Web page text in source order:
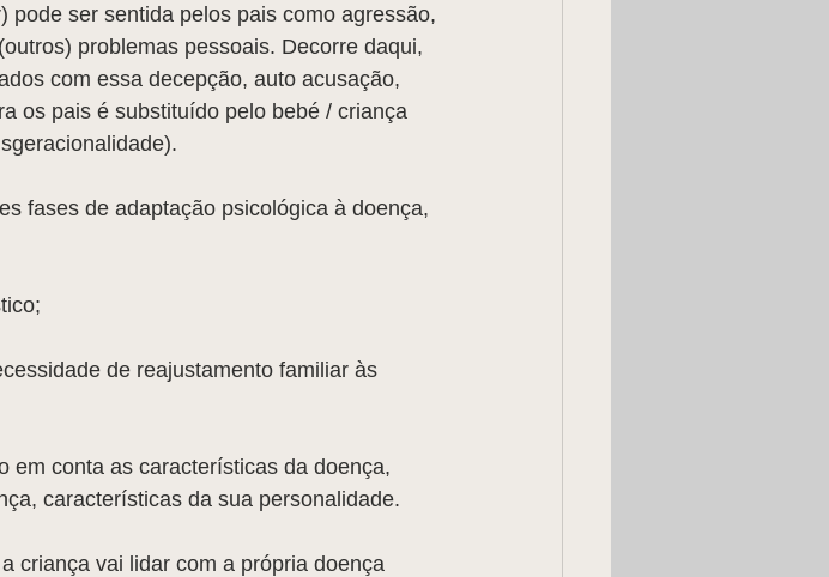
pode ser sentida pelos pais como agressão,
problemas pessoais. Decorre daqui,
com essa decepção, auto acusação,
os pais é substituído pelo bebé / criança
fases de adaptação psicológica à doença,
de reajustamento familiar às
em conta as características da doença,
características da sua personalidade.
criança vai lidar com a própria doença